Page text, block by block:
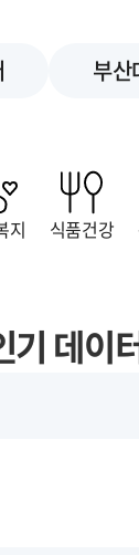
부산
지 식품건강
기 데이